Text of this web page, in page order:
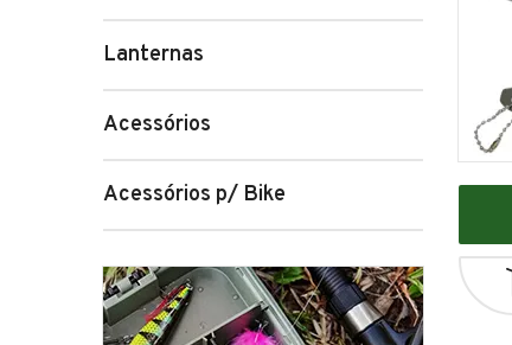
Lanternas
Acessórios
Acessórios p/ Bike